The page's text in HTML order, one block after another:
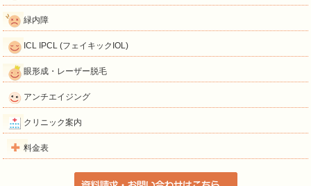
緑内障
ICL IPCL (フェイキックIOL)
眼形成・レーザー脱毛
アンチエイジング
クリニック案内
料金表